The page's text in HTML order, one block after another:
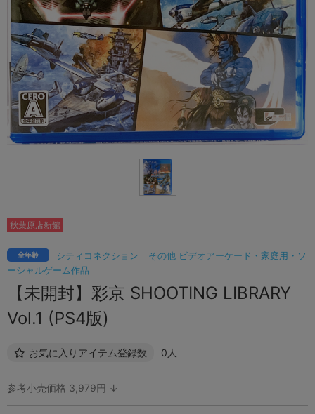
シティコネクション
その他 ビデオアーケード・家庭用・ソ
ーシャルゲーム作品
全年齢
【未開封】彩京 SHOOTING LIBRARY
Vol.1 (PS4版)
お気に入りアイテム登録数 0人
秋葉原店新館
参考小売価格 3,979円 ↓